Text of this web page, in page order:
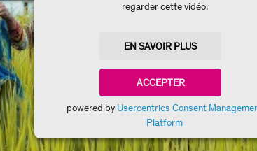
regarder cette vidéo.
EN SAVOIR PLUS
ACCEPTER
powered by Usercentrics Consent
Platform